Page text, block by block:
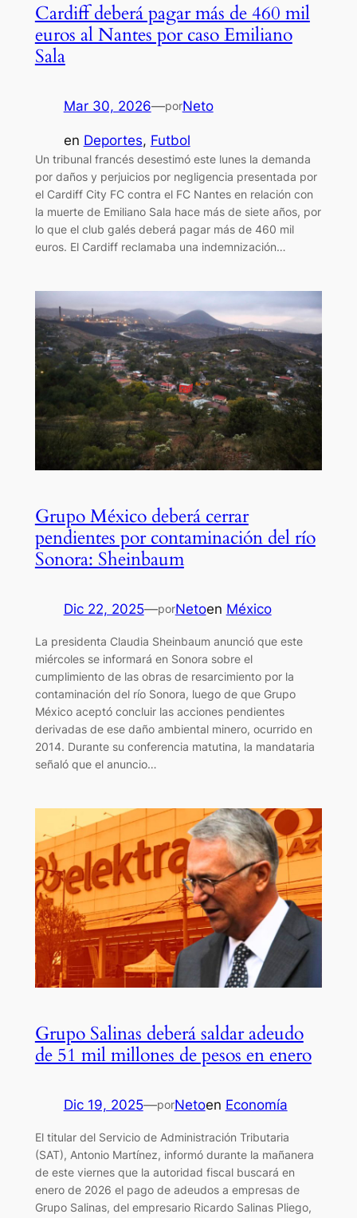
Cardiff deberá pagar más de 460 mil
euros al Nantes por caso Emiliano
Sala
Mar 30, 2026—porNeto
en Deportes, Futbol
Un tribunal francés desestimó este lunes la demanda
por daños y perjuicios por negligencia presentada por
el Cardiff City FC contra el FC Nantes en relación con
la muerte de Emiliano Sala hace más de siete años, por
lo que el club galés deberá pagar más de 460 mil
euros. El Cardiff reclamaba una indemnización…
Grupo México deberá cerrar
pendientes por contaminación del río
Sonora: Sheinbaum
Dic 22, 2025—porNetoen México
La presidenta Claudia Sheinbaum anunció que este
miércoles se informará en Sonora sobre el
cumplimiento de las obras de resarcimiento por la
contaminación del río Sonora, luego de que Grupo
México aceptó concluir las acciones pendientes
derivadas de ese daño ambiental minero, ocurrido en
2014. Durante su conferencia matutina, la mandataria
señaló que el anuncio…
Grupo Salinas deberá saldar adeudo
de 51 mil millones de pesos en enero
Dic 19, 2025—porNetoen Economía
El titular del Servicio de Administración Tributaria
(SAT), Antonio Martínez, informó durante la mañanera
de este viernes que la autoridad fiscal buscará en
enero de 2026 el pago de adeudos a empresas de
Grupo Salinas, del empresario Ricardo Salinas Pliego,